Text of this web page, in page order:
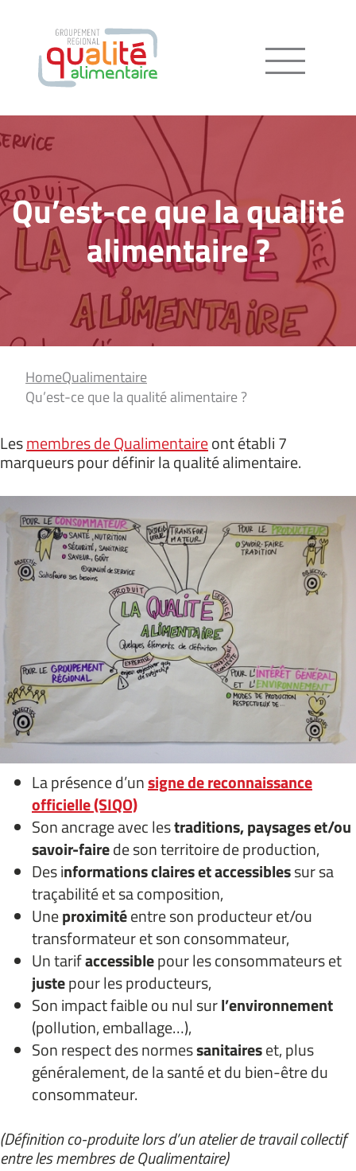
Menu
Qu’est-ce que la qualité
alimentaire ?
HomeQualimentaire
Qu’est-ce que la qualité alimentaire ?
Lesmembres de Qualimentaireont établi 7
marqueurs pour définir la qualité alimentaire.
La présence d’unsigne de reconnaissance
officielle (SIQO)
Son ancrage avec lestraditions, paysages et/ou
savoir-fairede son territoire de production,
Des informations claires et accessiblessur sa
traçabilité et sa composition,
Uneproximitéentre son producteur et/ou
transformateur et son consommateur,
Un tarifaccessiblepour les consommateurs et
justepour les producteurs,
Son impact faible ou nul surl’environnement
(pollution, emballage…),
Son respect des normessanitaireset, plus
généralement, de la santé et du bien-être du
consommateur.
(Définition co-produite lors d’un atelier de travail collectif
entre les membres de Qualimentaire)